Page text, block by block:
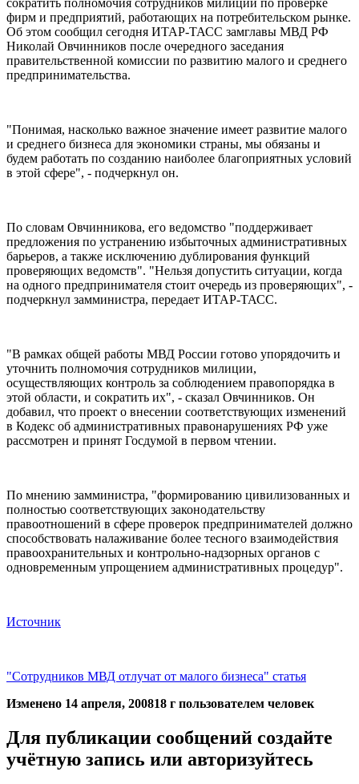
сократить полномочия сотрудников милиции по проверке
фирм и предприятий, работающих на потребительском рынке.
Об этом сообщил сегодня ИТАР-ТАСС замглавы МВД РФ
Николай Овчинников после очередного заседания
правительственной комиссии по развитию малого и среднего
предпринимательства.
"Понимая, насколько важное значение имеет развитие малого
и среднего бизнеса для экономики страны, мы обязаны и
будем работать по созданию наиболее благоприятных условий
в этой сфере", - подчеркнул он.
По словам Овчинникова, его ведомство "поддерживает
предложения по устранению избыточных административных
барьеров, а также исключению дублирования функций
проверяющих ведомств". "Нельзя допустить ситуации, когда
на одного предпринимателя стоит очередь из проверяющих", -
подчеркнул замминистра, передает ИТАР-ТАСС.
"В рамках общей работы МВД России готово упорядочить и
уточнить полномочия сотрудников милиции,
осуществляющих контроль за соблюдением правопорядка в
этой области, и сократить их", - сказал Овчинников. Он
добавил, что проект о внесении соответствующих изменений
в Кодекс об административных правонарушениях РФ уже
рассмотрен и принят Госдумой в первом чтении.
По мнению замминистра, "формированию цивилизованных и
полностью соответствующих законодательству
правоотношений в сфере проверок предпринимателей должно
способствовать налаживание более тесного взаимодействия
правоохранительных и контрольно-надзорных органов с
одновременным упрощением административных процедур".
Источник
"Сотрудников МВД отлучат от малого бизнеса" статья
Изменено 14 апреля, 200818 г пользователем человек
Для публикации сообщений создайте
учётную запись или авторизуйтесь